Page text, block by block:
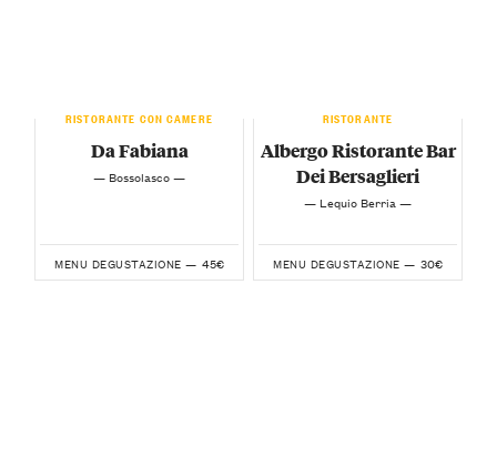
RISTORANTE CON CAMERE
Da Fabiana
— Bossolasco —
MENU DEGUSTAZIONE — 45€
RISTORANTE
Albergo Ristorante Bar
Dei Bersaglieri
— Lequio Berria —
MENU DEGUSTAZIONE — 30€